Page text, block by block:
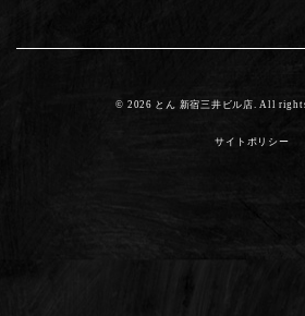
© 2026 とん 新宿三井ビル店. All rights
サイトポリシー